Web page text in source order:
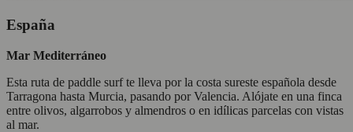
España
Mar Mediterráneo
Esta ruta de paddle surf te lleva por la costa sureste española desde
Tarragona hasta Murcia, pasando por Valencia. Alójate en una finca
entre olivos, algarrobos y almendros o en idílicas parcelas con vistas
al mar.